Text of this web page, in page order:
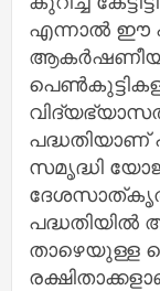
എന്നാല്‍ ഈ
ആകര്‍ഷണീയത
പദ്ധതിയാണ്
സമൃദ്ധി
പദ്ധതിയില്‍
താഴെയുള്ള